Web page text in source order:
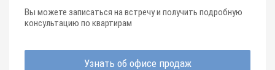
Вы можете записаться на встречу и получить подробную
консультацию по квартирам
Узнать об офисе продаж